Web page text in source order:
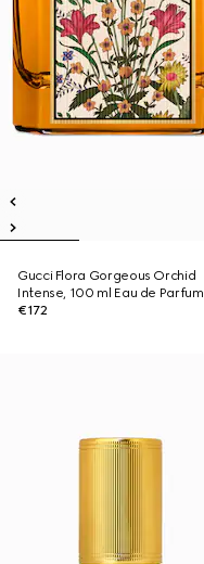
Gucci Flora Gorgeous Orchid
Intense, 100 ml Eau de Parfum
€172